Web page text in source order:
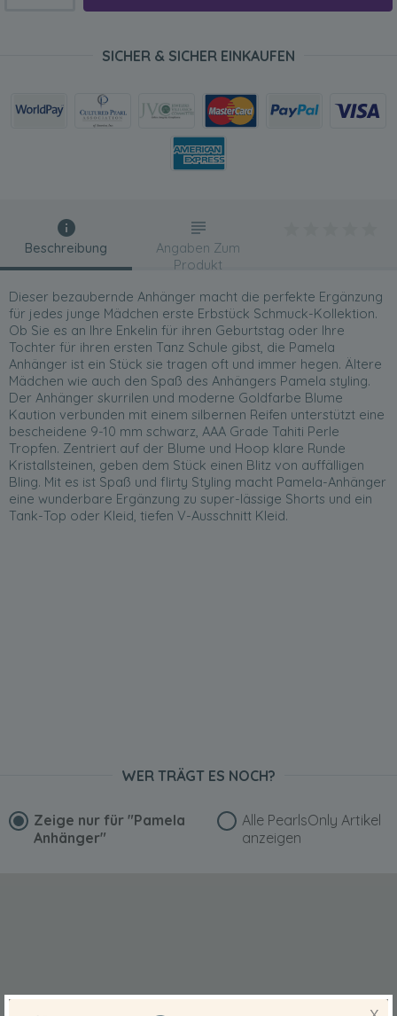
SICHER & SICHER EINKAUFEN
Beschreibung
Dieser bezaubernde Anhänger macht die perfekte Ergänzung
für jedes junge Mädchen erste Erbstück Schmuck-Kollektion.
Ob Sie es an Ihre Enkelin für ihren Geburtstag oder Ihre
Tochter für ihren ersten Tanz Schule gibst, die Pamela
Anhänger ist ein Stück sie tragen oft und immer hegen. Ältere
Mädchen wie auch den Spaß des Anhängers Pamela styling.
Der Anhänger skurrilen und moderne Goldfarbe Blume
Kaution verbunden mit einem silbernen Reifen unterstützt eine
bescheidene 9-10 mm schwarz, AAA Grade Tahiti Perle
Tropfen. Zentriert auf der Blume und Hoop klare Runde
Kristallsteinen, geben dem Stück einen Blitz von auffälligen
Bling. Mit es ist Spaß und flirty Styling macht Pamela-Anhänger
eine wunderbare Ergänzung zu super-lässige Shorts und ein
Tank-Top oder Kleid, tiefen V-Ausschnitt Kleid.
Angaben Zum
Produkt
WER TRÄGT ES NOCH?
Zeige nur für "Pamela
Anhänger"
Alle PearlsOnly Artikel
anzeigen